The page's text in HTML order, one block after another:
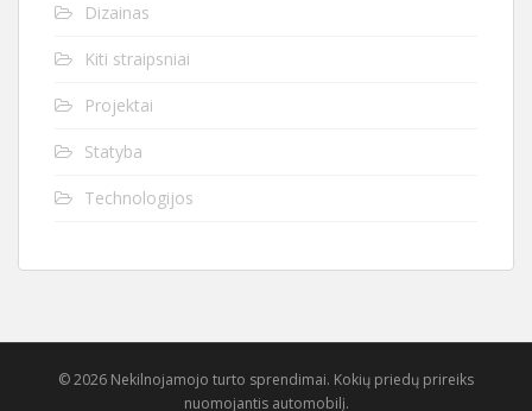
Dizainas
Kiti straipsniai
Projektai
Statyba
Technologijos
© 2026 Nekilnojamojo turto sprendimai. Kokių priedų prireiks
nuomojantis automobilį.